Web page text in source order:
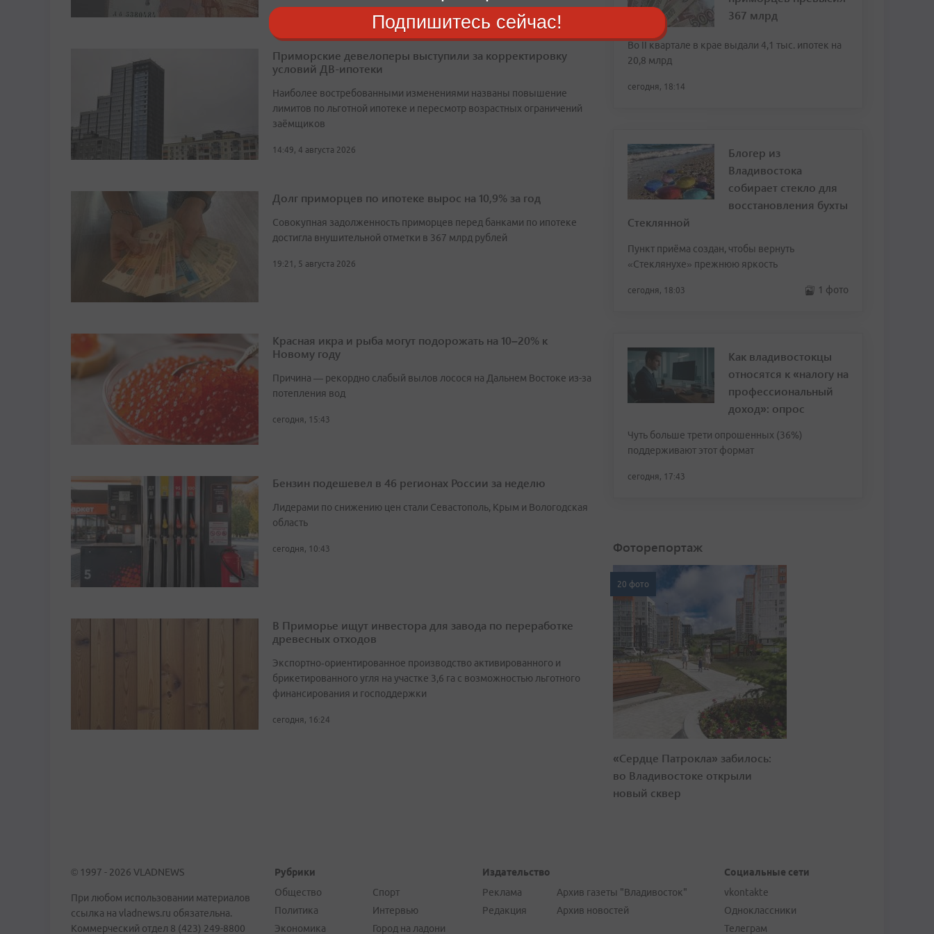
Приморские девелоперы выступили за корректировку
условий ДВ-ипотеки
Наиболее востребованными изменениями названы повышение
лимитов по льготной ипотеке и пересмотр возрастных ограничений
заёмщиков
14:49, 4 августа 2026
Долг приморцев по ипотеке вырос на 10,9% за год
Совокупная задолженность приморцев перед банками по ипотеке
достигла внушительной отметки в 367 млрд рублей
19:21, 5 августа 2026
Красная икра и рыба могут подорожать на 10–20% к
Новому году
Причина — рекордно слабый вылов лосося на Дальнем Востоке из-за
потепления вод
сегодня, 15:43
Бензин подешевел в 46 регионах России за неделю
Лидерами по снижению цен стали Севастополь, Крым и Вологодская
область
сегодня, 10:43
В Приморье ищут инвестора для завода по переработке
древесных отходов
Экспортно‑ориентированное производство активированного и
брикетированного угля на участке 3,6 га с возможностью льготного
финансирования и господдержки
сегодня, 16:24
367 млрд
Во II квартале в крае выдали 4,1 тыс. ипотек на
20,8 млрд
сегодня, 18:14
Блогер из
Владивостока
собирает стекло для
восстановления бухты
Стеклянной
Пункт приёма создан, чтобы вернуть
«Стеклянухе» прежнюю яркость
сегодня, 18:03 1 фото
Как владивостокцы
относятся к «налогу на
профессиональный
доход»: опрос
Чуть больше трети опрошенных (36%)
поддерживают этот формат
сегодня, 17:43
Фоторепортаж
20 фото
«Сердце Патрокла» забилось:
во Владивостоке открыли
новый сквер
© 1997 - 2026 VLADNEWS
При любом использовании материалов
ссылка на vladnews.ru обязательна.
Коммерческий отдел 8 (423) 249-8800
Рубрики
Общество
Политика
Экономика
Спорт
Интервью
Город на ладони
Издательство
Реклама
Редакция
Архив газеты "Владивосток"
Архив новостей
Социальные сети
vkontakte
Одноклассники
Телеграм
Подпишитесь сейчас!